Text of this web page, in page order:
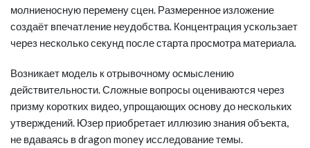
молниеносную перемену сцен. Размеренное изложение
создаёт впечатление неудобства. Концентрация ускользает
через несколько секунд после старта просмотра материала.
Возникает модель к отрывочному осмыслению
действительности. Сложные вопросы оцениваются через
призму коротких видео, упрощающих основу до нескольких
утверждений. Юзер приобретает иллюзию знания объекта,
не вдаваясь в dragon money исследование темы.